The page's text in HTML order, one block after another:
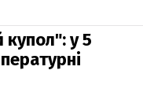
купол": у 5